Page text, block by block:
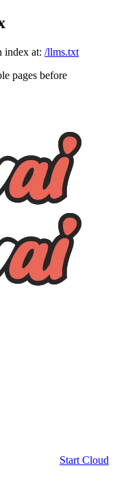
index at: /llms.txt
pages before
Start Cloud